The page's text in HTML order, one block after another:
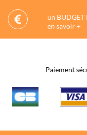
un BUDGET
en savoir +
Paiement